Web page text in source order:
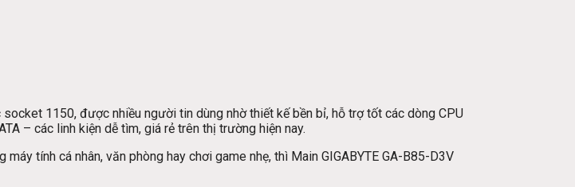
1150, được nhiều người tin dùng nhờ thiết kế bền bỉ, hỗ trợ tốt các dòng CPU
– các linh kiện dễ tìm, giá rẻ trên thị trường hiện nay.
tính cá nhân, văn phòng hay chơi game nhẹ, thì Main GIGABYTE GA-B85-D3V